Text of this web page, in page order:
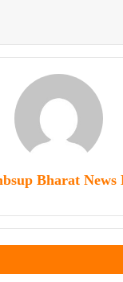
Bharat News